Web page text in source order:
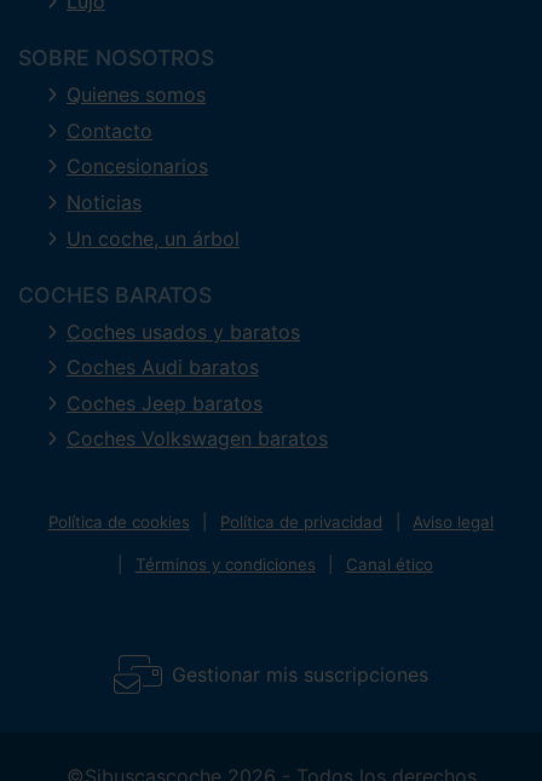
SOBRE NOSOTROS
Quienes somos
Contacto
Concesionarios
Noticias
Un coche, un árbol
COCHES BARATOS
Coches usados y baratos
Coches Audi baratos
Coches Jeep baratos
Coches Volkswagen baratos
Política de cookies Política de privacidad Aviso legal
Términos y condiciones Canal ético
Gestionar mis suscripciones